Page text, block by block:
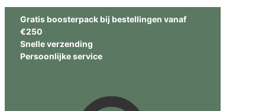
Gratis boosterpack bij bestellingen vanaf
€250
Snelle verzending
Persoonlijke service